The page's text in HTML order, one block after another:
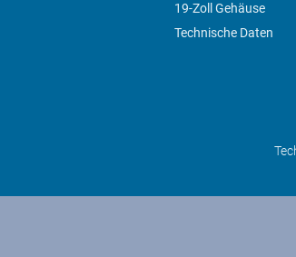
19-Zoll Gehäuse
Technische Daten